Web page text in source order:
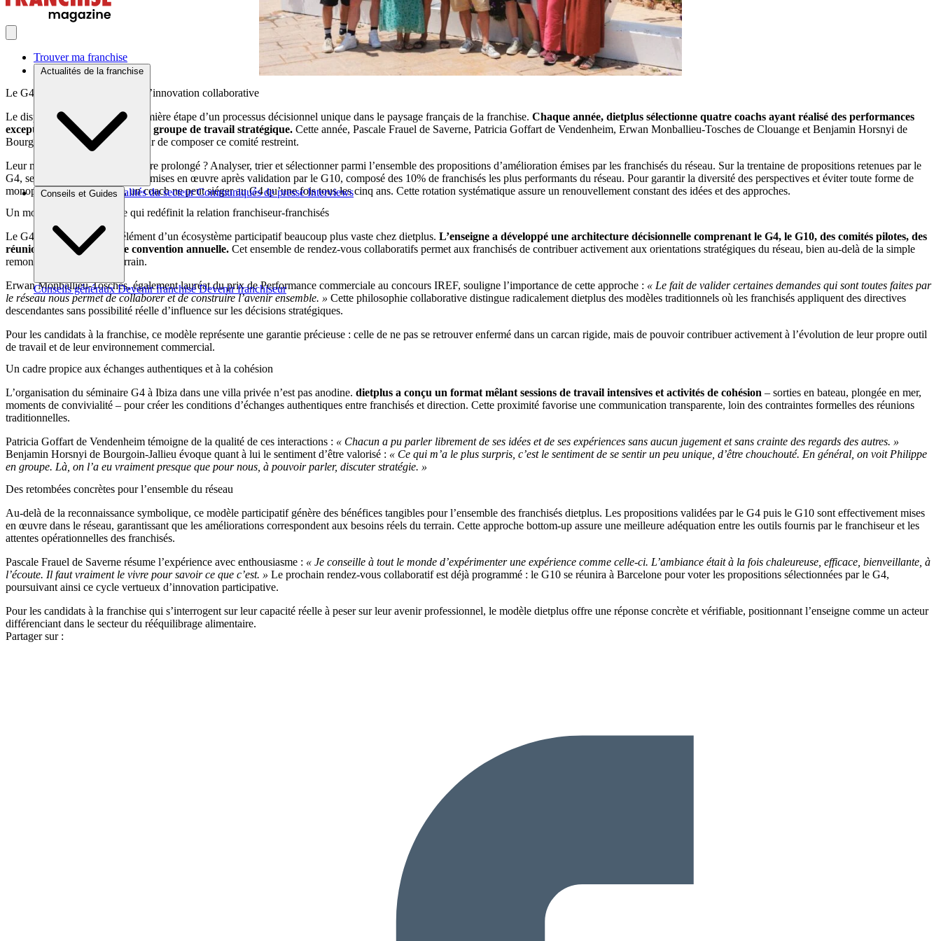
Trouver ma franchise
Actualités de la franchise
Brèves et actus Actualités du secteur Communiqués de presse Interviews
Conseils et Guides
Conseils généraux Devenir franchisé Devenir franchiseur
Le G4 dietplus : un laboratoire d’innovation collaborative
Le dispositif G4 constitue la première étape d’un processus décisionnel unique dans le paysage français de la franchise. Chaque année, dietplus sélectionne quatre coachs ayant réalisé des performances
exceptionnelles pour former ce groupe de travail stratégique. Cette année, Pascale Frauel de Saverne, Patricia Goffart de Vendenheim, Erwan Monballieu-Tosches de Clouange et Benjamin Horsnyi de
Bourgoin-Jallieu ont eu l’honneur de composer ce comité restreint.
Leur mission pendant ce séminaire prolongé ? Analyser, trier et sélectionner parmi l’ensemble des propositions d’amélioration émises par les franchisés du réseau. Sur la trentaine de propositions retenues par le
G4, seules dix seront finalement mises en œuvre après validation par le G10, composé des 10% de franchisés les plus performants du réseau. Pour garantir la diversité des perspectives et éviter toute forme de
monopolisation du pouvoir, un coach ne peut siéger au G4 qu’une fois tous les cinq ans. Cette rotation systématique assure un renouvellement constant des idées et des approches.
Un modèle de gouvernance qui redéfinit la relation franchiseur-franchisés
Le G4 ne constitue qu’un élément d’un écosystème participatif beaucoup plus vaste chez dietplus. L’enseigne a développé une architecture décisionnelle comprenant le G4, le G10, des comités pilotes, des
réunions régionales et une convention annuelle. Cet ensemble de rendez-vous collaboratifs permet aux franchisés de contribuer activement aux orientations stratégiques du réseau, bien au-delà de la simple
remontée d’informations terrain.
Erwan Monballieu-Tosches, également lauréat du prix de Performance commerciale au concours IREF, souligne l’importance de cette approche : « Le fait de valider certaines demandes qui sont toutes faites par
le réseau nous permet de collaborer et de construire l’avenir ensemble. » Cette philosophie collaborative distingue radicalement dietplus des modèles traditionnels où les franchisés appliquent des directives
descendantes sans possibilité réelle d’influence sur les décisions stratégiques.
Pour les candidats à la franchise, ce modèle représente une garantie précieuse : celle de ne pas se retrouver enfermé dans un carcan rigide, mais de pouvoir contribuer activement à l’évolution de leur propre outil
de travail et de leur environnement commercial.
Un cadre propice aux échanges authentiques et à la cohésion
L’organisation du séminaire G4 à Ibiza dans une villa privée n’est pas anodine. dietplus a conçu un format mêlant sessions de travail intensives et activités de cohésion – sorties en bateau, plongée en mer,
moments de convivialité – pour créer les conditions d’échanges authentiques entre franchisés et direction. Cette proximité favorise une communication transparente, loin des contraintes formelles des réunions
traditionnelles.
Patricia Goffart de Vendenheim témoigne de la qualité de ces interactions : « Chacun a pu parler librement de ses idées et de ses expériences sans aucun jugement et sans crainte des regards des autres. »
Benjamin Horsnyi de Bourgoin-Jallieu évoque quant à lui le sentiment d’être valorisé : « Ce qui m’a le plus surpris, c’est le sentiment de se sentir un peu unique, d’être chouchouté. En général, on voit Philippe
en groupe. Là, on l’a eu vraiment presque que pour nous, à pouvoir parler, discuter stratégie. »
Des retombées concrètes pour l’ensemble du réseau
Au-delà de la reconnaissance symbolique, ce modèle participatif génère des bénéfices tangibles pour l’ensemble des franchisés dietplus. Les propositions validées par le G4 puis le G10 sont effectivement mises
en œuvre dans le réseau, garantissant que les améliorations correspondent aux besoins réels du terrain. Cette approche bottom-up assure une meilleure adéquation entre les outils fournis par le franchiseur et les
attentes opérationnelles des franchisés.
Pascale Frauel de Saverne résume l’expérience avec enthousiasme : « Je conseille à tout le monde d’expérimenter une expérience comme celle-ci. L’ambiance était à la fois chaleureuse, efficace, bienveillante, à
l’écoute. Il faut vraiment le vivre pour savoir ce que c’est. » Le prochain rendez-vous collaboratif est déjà programmé : le G10 se réunira à Barcelone pour voter les propositions sélectionnées par le G4,
poursuivant ainsi ce cycle vertueux d’innovation participative.
Pour les candidats à la franchise qui s’interrogent sur leur capacité réelle à peser sur leur avenir professionnel, le modèle dietplus offre une réponse concrète et vérifiable, positionnant l’enseigne comme un acteur
différenciant dans le secteur du rééquilibrage alimentaire.
Partager sur :